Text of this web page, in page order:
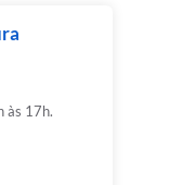
às 17h.